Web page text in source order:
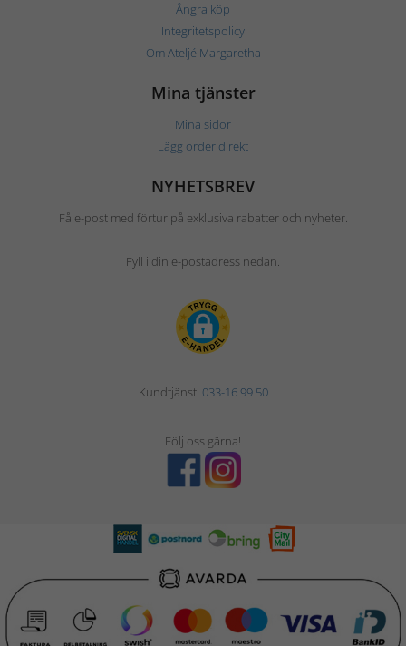
Ångra köp
Integritetspolicy
Om Ateljé Margaretha
Mina tjänster
Mina sidor
Lägg order direkt
NYHETSBREV
Få e-post med förtur på exklusiva rabatter och nyheter.
Fyll i din e-postadress nedan.
Kundtjänst: 033-16 99 50
Följ oss gärna!